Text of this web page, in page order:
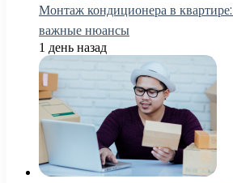
Монтаж кондиционера в
важные нюансы
1 день назад